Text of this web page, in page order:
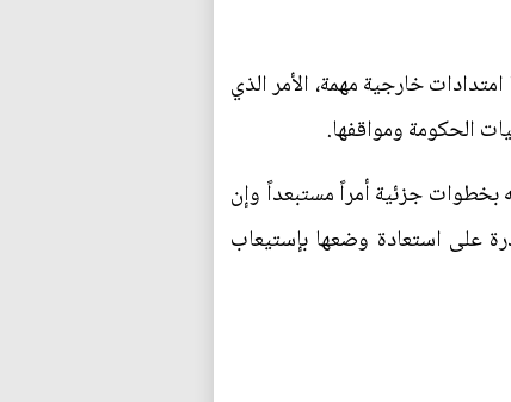
خارجية مهمة، الأمر الذي
الحكومة ومواقفها.
بخطوات جزئية أمراً مستبعداً وإن
على استعادة وضعها بإستيعاب